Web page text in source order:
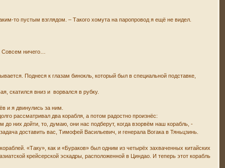
то пустым взглядом. – Такого хомута на паропровод я ещё не видел.
Совсем ничего…
Поднеся к глазам бинокль, который был в специальной подставке,
скатился вниз и ворвался в рубку.
и я двинулись за ним.
рассматривал два корабля, а потом радостно произнёс:
них дойти, то, думаю, они нас подберут, когда взорвём наш корабль, -
доставить вас, Тимофей Васильевич, и генерала Вогака в Тяньцзинь.
«Таку», как и «Бураков» был одним из четырёх захваченных китайских
крейсерской эскадры, расположенной в Циндао. И теперь этот корабль